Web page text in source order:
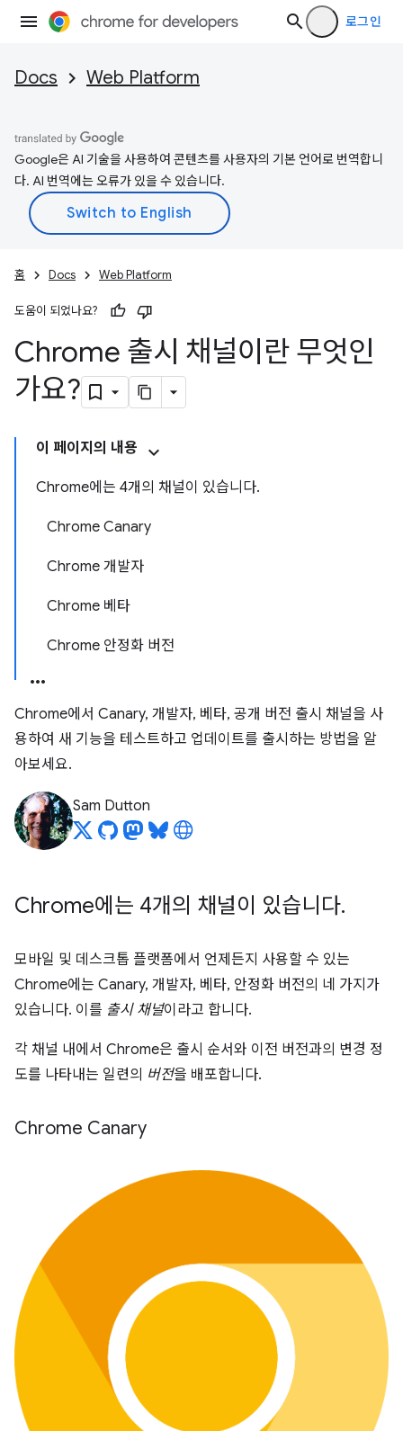
로그인
Docs Web Platform
Google은 AI 기술을 사용하여 콘텐츠를 사용자의 기본 언어로 번역합니
다. AI 번역에는 오류가 있을 수 있습니다.
홈 Docs Web Platform
도움이 되었나요?
Chrome 출시 채널이란 무엇인
가요?
이 페이지의 내용
Chrome에는 4개의 채널이 있습니다.
Chrome Canary
Chrome 개발자
Chrome 베타
Chrome 안정화 버전
Chrome에서 Canary, 개발자, 베타, 공개 버전 출시 채널을 사
용하여 새 기능을 테스트하고 업데이트를 출시하는 방법을 알
아보세요.
Sam Dutton
Chrome에는 4개의 채널이 있습니다.
모바일 및 데스크톱 플랫폼에서 언제든지 사용할 수 있는
Chrome에는 Canary, 개발자, 베타, 안정화 버전의 네 가지가
있습니다. 이를 출시 채널이라고 합니다.
각 채널 내에서 Chrome은 출시 순서와 이전 버전과의 변경 정
도를 나타내는 일련의 버전을 배포합니다.
Chrome Canary